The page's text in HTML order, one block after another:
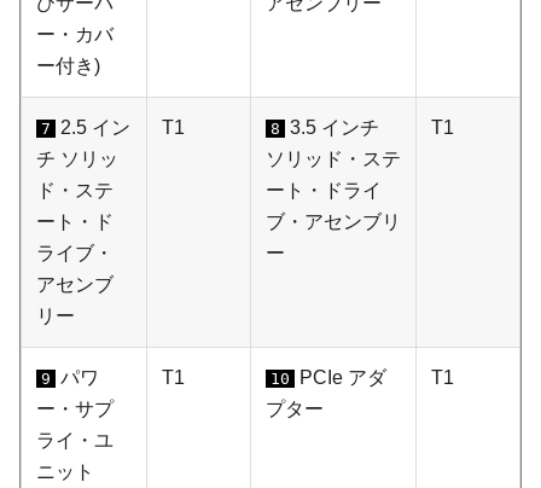
ー・カバ
ー付き)
7
2.5 イン
チ ソリッ
ド・ステ
ート・ド
ライブ・
アセンブ
リー
T1 8 3.5 インチ
ソリッド・ステ
ート・ドライ
ブ・アセンブリ
ー
T1
9 パワ
ー・サプ
ライ・ユ
ニット
T1 10
PCIe アダ
プター
T1